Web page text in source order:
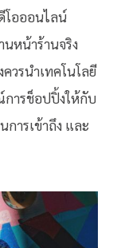
โอออนไลน์
หน้าร้านจริง
วรนำเทคโนโลยี
การช็อปปิ้งให้กับ
ารเข้าถึง และ